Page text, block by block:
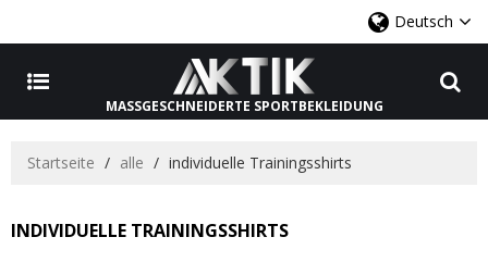
Deutsch
MASSGESCHNEIDERTE SPORTBEKLEIDUNG
Startseite / alle / individuelle Trainingsshirts
INDIVIDUELLE TRAININGSSHIRTS